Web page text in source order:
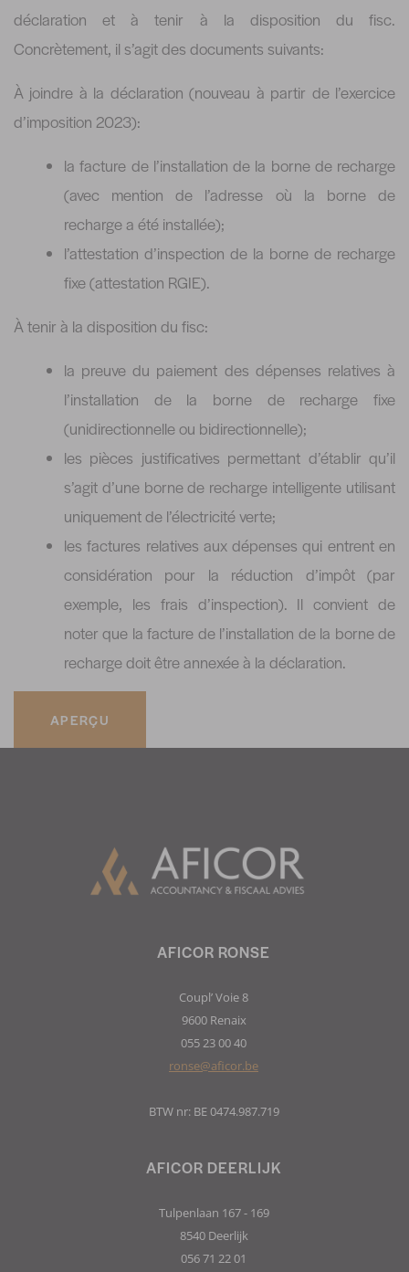
déclaration et à tenir à la disposition du fisc.
Concrètement, il s’agit des documents suivants:
À joindre à la déclaration (nouveau à partir de l’exercice
d’imposition 2023):
la facture de l’installation de la borne de recharge
(avec mention de l’adresse où la borne de
recharge a été installée);
l’attestation d’inspection de la borne de recharge
fixe (attestation RGIE).
À tenir à la disposition du fisc:
la preuve du paiement des dépenses relatives à
l’installation de la borne de recharge fixe
(unidirectionnelle ou bidirectionnelle);
les pièces justificatives permettant d’établir qu’il
s’agit d’une borne de recharge intelligente utilisant
uniquement de l’électricité verte;
les factures relatives aux dépenses qui entrent en
considération pour la réduction d’impôt (par
exemple, les frais d’inspection). Il convient de
noter que la facture de l’installation de la borne de
recharge doit être annexée à la déclaration.
APERÇU
AFICOR DEERLIJK
Tulpenlaan 167 - 169
8540 Deerlijk
056 71 22 01
AFICOR RONSE
Coupl’ Voie 8
9600 Renaix
055 23 00 40
ronse@aficor.be
BTW nr: BE 0474.987.719